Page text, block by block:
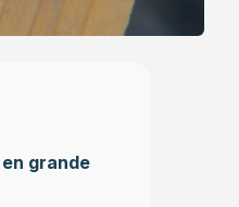
grande